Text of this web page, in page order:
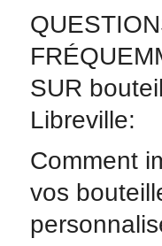
SUR
Libreville:
Comment
vos